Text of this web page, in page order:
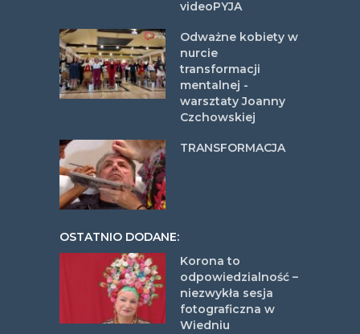
videoPYJA
Odważne kobiety w
nurcie
transformacji
mentalnej -
warsztaty Joanny
Czchowskiej
TRANSFORMACJA
OSTATNIO DODANE:
Korona to
odpowiedzialność –
niezwykła sesja
fotograficzna w
Wiedniu